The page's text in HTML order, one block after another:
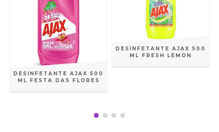
DESINFETANTE AJAX 500
ML FESTA DAS FLORES
DESINFETANTE AJAX 500
ML FRESH LEMON